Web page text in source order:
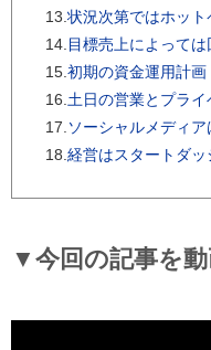
13. 状況次第ではホッ
14. 目標売上によって
15. 初期の資金運用計画
16. 土日の営業とプラ
17. ソーシャルメディア
18. 経営はスタートダッ
▼今回の記事を